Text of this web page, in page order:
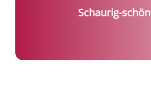
Schaurig-schön